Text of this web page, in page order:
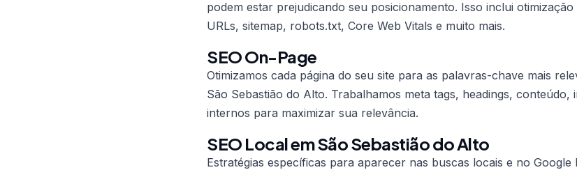
podem estar prejudicando seu posicionamento. Isso inclui
URLs, sitemap, robots.txt, Core Web Vitals e muito mais.
SEO On-Page
Otimizamos cada página do seu site para as palavras-chave mais
São Sebastião do Alto. Trabalhamos meta tags, headings, conteúdo,
internos para maximizar sua relevância.
SEO Local em São Sebastião do Alto
Estratégias específicas para aparecer nas buscas locais e no Google